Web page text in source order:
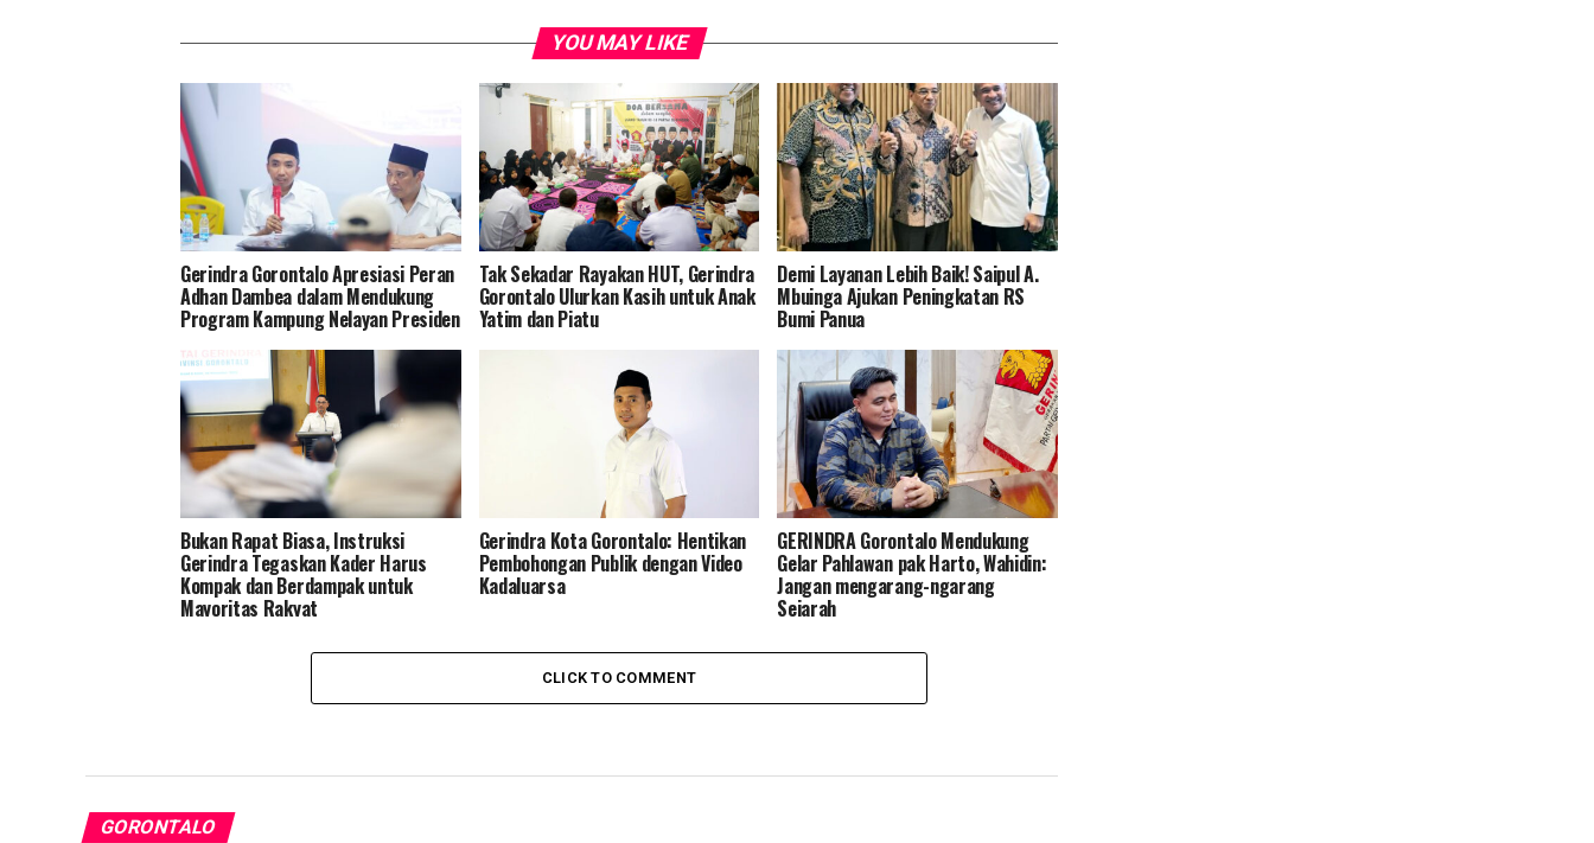
YOU MAY LIKE
Gerindra Gorontalo Apresiasi Peran
Adhan Dambea dalam Mendukung
Program Kampung Nelayan Presiden
Tak Sekadar Rayakan HUT, Gerindra
Gorontalo Ulurkan Kasih untuk Anak
Yatim dan Piatu
Demi Layanan Lebih Baik! Saipul A.
Mbuinga Ajukan Peningkatan RS
Bumi Panua
Bukan Rapat Biasa, Instruksi
Gerindra Tegaskan Kader Harus
Kompak dan Berdampak untuk
Mayoritas Rakyat
Gerindra Kota Gorontalo: Hentikan
Pembohongan Publik dengan Video
Kadaluarsa
GERINDRA Gorontalo Mendukung
Gelar Pahlawan pak Harto, Wahidin:
Jangan mengarang-ngarang
Sejarah
CLICK TO COMMENT
GORONTALO